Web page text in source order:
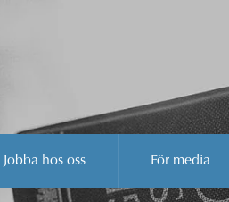
Jobba hos oss För media